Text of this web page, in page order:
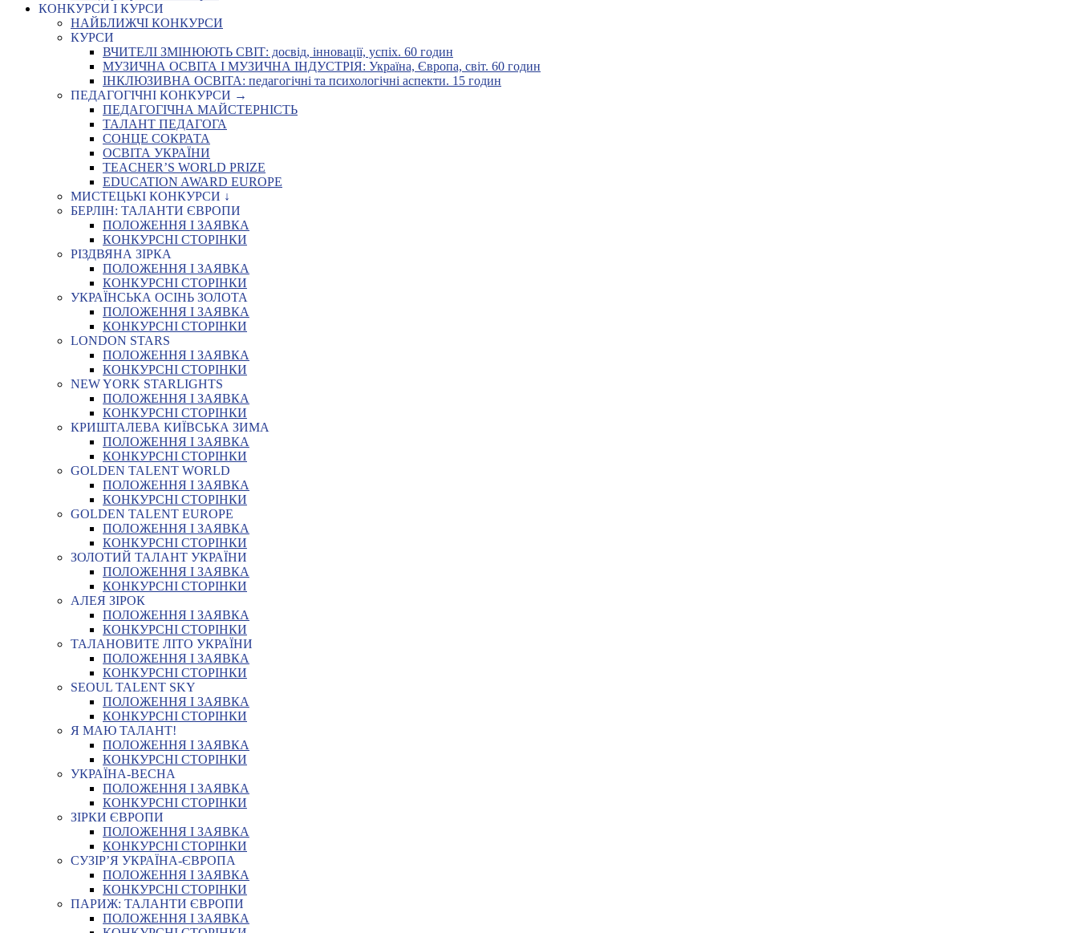
КОНКУРСИ І КУРСИ
НАЙБЛИЖЧІ КОНКУРСИ
КУРСИ
ВЧИТЕЛІ ЗМІНЮЮТЬ СВІТ: досвід, інновації, успіх. 60 годин
МУЗИЧНА ОСВІТА І МУЗИЧНА ІНДУСТРІЯ: Україна, Європа, світ. 60 годин
ІНКЛЮЗИВНА ОСВІТА: педагогічні та психологічні аспекти. 15 годин
ПЕДАГОГІЧНІ КОНКУРСИ →
ПЕДАГОГІЧНА МАЙСТЕРНІСТЬ
ТАЛАНТ ПЕДАГОГА
СОНЦЕ СОКРАТА
ОСВІТА УКРАЇНИ
TEACHER’S WORLD PRIZE
EDUCATION AWARD EUROPE
МИСТЕЦЬКІ КОНКУРСИ ↓
БЕРЛІН: ТАЛАНТИ ЄВРОПИ
ПОЛОЖЕННЯ І ЗАЯВКА
КОНКУРСНІ СТОРІНКИ
РІЗДВЯНА ЗІРКА
ПОЛОЖЕННЯ І ЗАЯВКА
КОНКУРСНІ СТОРІНКИ
УКРАЇНСЬКА ОСІНЬ ЗОЛОТА
ПОЛОЖЕННЯ І ЗАЯВКА
КОНКУРСНІ СТОРІНКИ
LONDON STARS
ПОЛОЖЕННЯ І ЗАЯВКА
КОНКУРСНІ СТОРІНКИ
NEW YORK STARLIGHTS
ПОЛОЖЕННЯ І ЗАЯВКА
КОНКУРСНІ СТОРІНКИ
КРИШТАЛЕВА КИЇВСЬКА ЗИМА
ПОЛОЖЕННЯ І ЗАЯВКА
КОНКУРСНІ СТОРІНКИ
GOLDEN TALENT WORLD
ПОЛОЖЕННЯ І ЗАЯВКА
КОНКУРСНІ СТОРІНКИ
GOLDEN TALENT EUROPE
ПОЛОЖЕННЯ І ЗАЯВКА
КОНКУРСНІ СТОРІНКИ
ЗОЛОТИЙ ТАЛАНТ УКРАЇНИ
ПОЛОЖЕННЯ І ЗАЯВКА
КОНКУРСНІ СТОРІНКИ
АЛЕЯ ЗІРОК
ПОЛОЖЕННЯ І ЗАЯВКА
КОНКУРСНІ СТОРІНКИ
ТАЛАНОВИТЕ ЛІТО УКРАЇНИ
ПОЛОЖЕННЯ І ЗАЯВКА
КОНКУРСНІ СТОРІНКИ
SEOUL TALENT SKY
ПОЛОЖЕННЯ І ЗАЯВКА
КОНКУРСНІ СТОРІНКИ
Я МАЮ ТАЛАНТ!
ПОЛОЖЕННЯ І ЗАЯВКА
КОНКУРСНІ СТОРІНКИ
УКРАЇНА-ВЕСНА
ПОЛОЖЕННЯ І ЗАЯВКА
КОНКУРСНІ СТОРІНКИ
ЗІРКИ ЄВРОПИ
ПОЛОЖЕННЯ І ЗАЯВКА
КОНКУРСНІ СТОРІНКИ
СУЗІР’Я УКРАЇНА-ЄВРОПА
ПОЛОЖЕННЯ І ЗАЯВКА
КОНКУРСНІ СТОРІНКИ
ПАРИЖ: ТАЛАНТИ ЄВРОПИ
ПОЛОЖЕННЯ І ЗАЯВКА